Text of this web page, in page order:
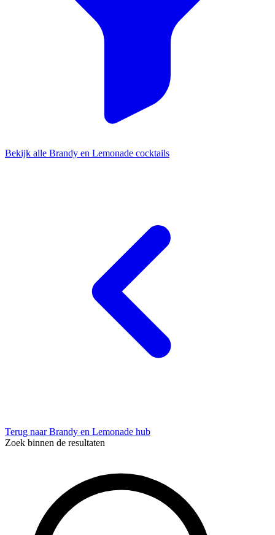
Bekijk alle Brandy en Lemonade cocktails
Terug naar Brandy en Lemonade hub
Zoek binnen de resultaten